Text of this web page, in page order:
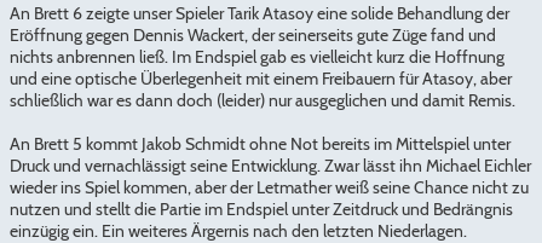
An Brett 6 zeigte unser Spieler Tarik Atasoy eine solide Behandlung der
Eröffnung gegen Dennis Wackert, der seinerseits gute Züge fand und
nichts anbrennen ließ. Im Endspiel gab es vielleicht kurz die Hoffnung
und eine optische Überlegenheit mit einem Freibauern für Atasoy, aber
schließlich war es dann doch (leider) nur ausgeglichen und damit Remis.
An Brett 5 kommt Jakob Schmidt ohne Not bereits im Mittelspiel unter
Druck und vernachlässigt seine Entwicklung. Zwar lässt ihn Michael Eichler
wieder ins Spiel kommen, aber der Letmather weiß seine Chance nicht zu
nutzen und stellt die Partie im Endspiel unter Zeitdruck und Bedrängnis
einzügig ein. Ein weiteres Ärgernis nach den letzten Niederlagen.